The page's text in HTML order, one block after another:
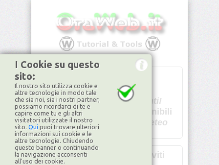
U - -
Spiacenti!
non disponibili
Dati meteo
©2026ilMeteo.it
Iscriviti
I Cookie su questo
sito:
Il nostro sito utilizza cookie e
altre tecnologie in modo tale
che sia noi, sia i nostri partner,
possiamo ricordarci di te e
capire come tu e gli altri
visitatori utilizzate il nostro
sito. Qui puoi trovare ulteriori
informazioni sui cookie e le
altre tecnologie. Chiudendo
questo banner o continuando
la navigazione acconsenti
all'uso dei cookie.